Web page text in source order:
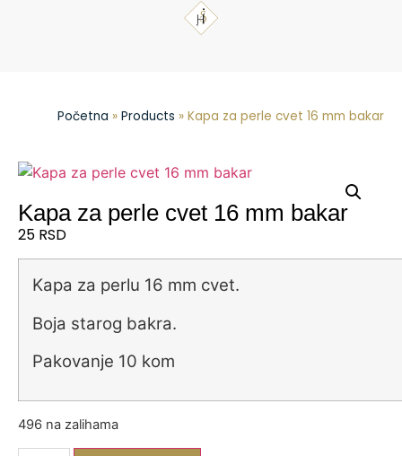
Početna » Products » Kapa za perle cvet 16 mm bakar
Kapa za perle cvet 16 mm bakar
25 RSD
Kapa za perlu 16 mm cvet.
Boja starog bakra.
Pakovanje 10 kom
496 na zalihama